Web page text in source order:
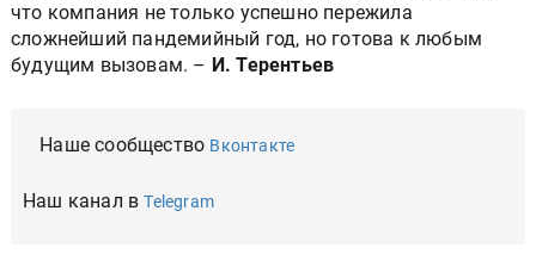
что компания не только успешно пережила
сложнейший пандемийный год, но готова к любым
будущим вызовам. – И. Терентьев
Наше сообщество Вконтакте
Наш канал вTelegram